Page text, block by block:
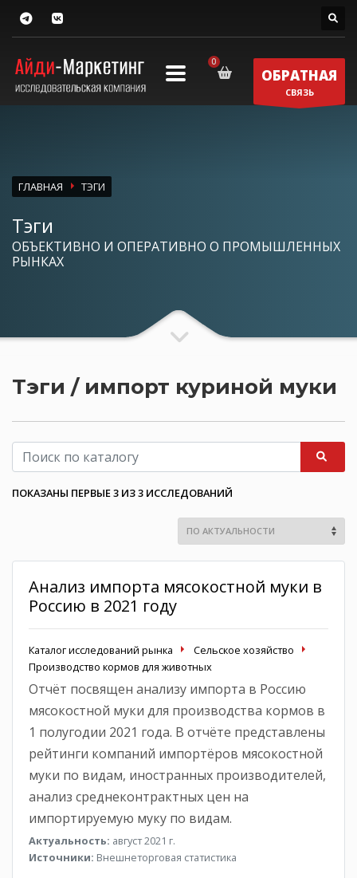
ОБРАТНАЯ
СВЯЗЬ
ГЛАВНАЯ ТЭГИ
Тэги
ОБЪЕКТИВНО И ОПЕРАТИВНО О ПРОМЫШЛЕННЫХ
РЫНКАХ
Тэги / импорт куриной муки
ПОКАЗАНЫ ПЕРВЫЕ 3 ИЗ 3 ИССЛЕДОВАНИЙ
Анализ импорта мясокостной муки в
Россию в 2021 году
Каталог исследований рынка
Сельское хозяйство
Производство кормов для животных
Отчёт посвящен анализу импорта в Россию
мясокостной муки для производства кормов в
1 полугодии 2021 года. В отчёте представлены
рейтинги компаний импортёров мясокостной
муки по видам, иностранных производителей,
анализ среднеконтрактных цен на
импортируемую муку по видам.
Актуальность: август 2021 г.
Источники: Внешнеторговая статистика